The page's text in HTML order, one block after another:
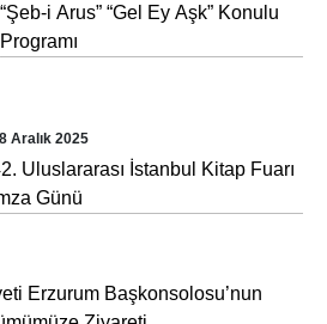
“Şeb-i Arus” “Gel Ey Aşk” Konulu
Programı
Aralık 2025
Uluslararası İstanbul Kitap Fuarı
Günü
Erzurum Başkonsolosu’nun